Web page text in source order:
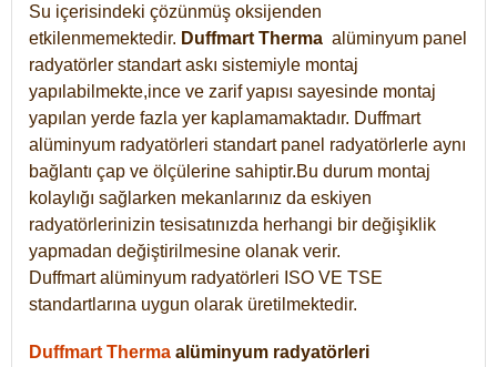
Su içerisindeki çözünmüş oksijenden
etkilenmemektedir. Duffmart Therma alüminyum panel
radyatörler standart askı sistemiyle montaj
yapılabilmekte,ince ve zarif yapısı sayesinde montaj
yapılan yerde fazla yer kaplamamaktadır. Duffmart
alüminyum radyatörleri standart panel radyatörlerle aynı
bağlantı çap ve ölçülerine sahiptir.Bu durum montaj
kolaylığı sağlarken mekanlarınız da eskiyen
radyatörlerinizin tesisatınızda herhangi bir değişiklik
yapmadan değiştirilmesine olanak verir.
Duffmart alüminyum radyatörleri ISO VE TSE
standartlarına uygun olarak üretilmektedir.
Duffmart Therma alüminyum radyatörleri